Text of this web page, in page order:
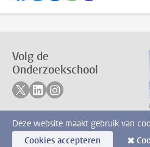
Volg de
Onderzoekschool
Volg ons op twitter
Volg ons op linkedin
Volg ons op instagram
Deze website maakt gebruik van
Cookies accepteren